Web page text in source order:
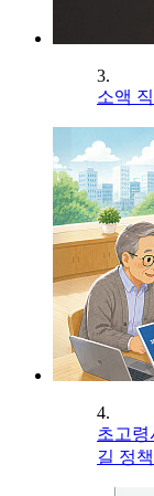
3.
소액
4.
초고령
길 정